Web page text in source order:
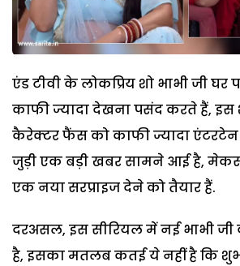
एंड टीवी के लोकप्रिय शो भाभी जी घर
काफी ज्यादा देखना पसंद करते हैं,
कैरेक्टर फैंस को काफी ज्यादा
जुड़ी एक बड़ी खबर सामने आई है,
एक नया सरप्राइज देने को तैयार हैं.
दरअसल, इस सीरियल में नई भाभी जी
है, इसका मतलब कतई ये नहीं है कि